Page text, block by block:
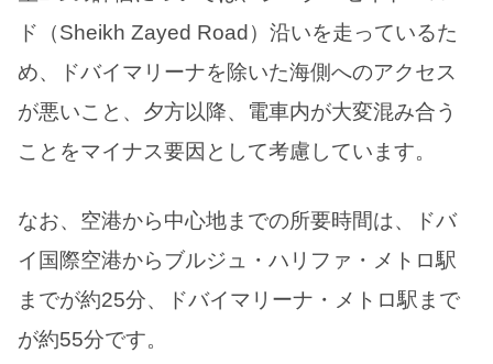
ド（Sheikh Zayed Road）沿いを走っているた
め、ドバイマリーナを除いた海側へのアクセス
が悪いこと、夕方以降、電車内が大変混み合う
ことをマイナス要因として考慮しています。
なお、空港から中心地までの所要時間は、ドバ
イ国際空港からブルジュ・ハリファ・メトロ駅
までが約25分、ドバイマリーナ・メトロ駅まで
が約55分です。